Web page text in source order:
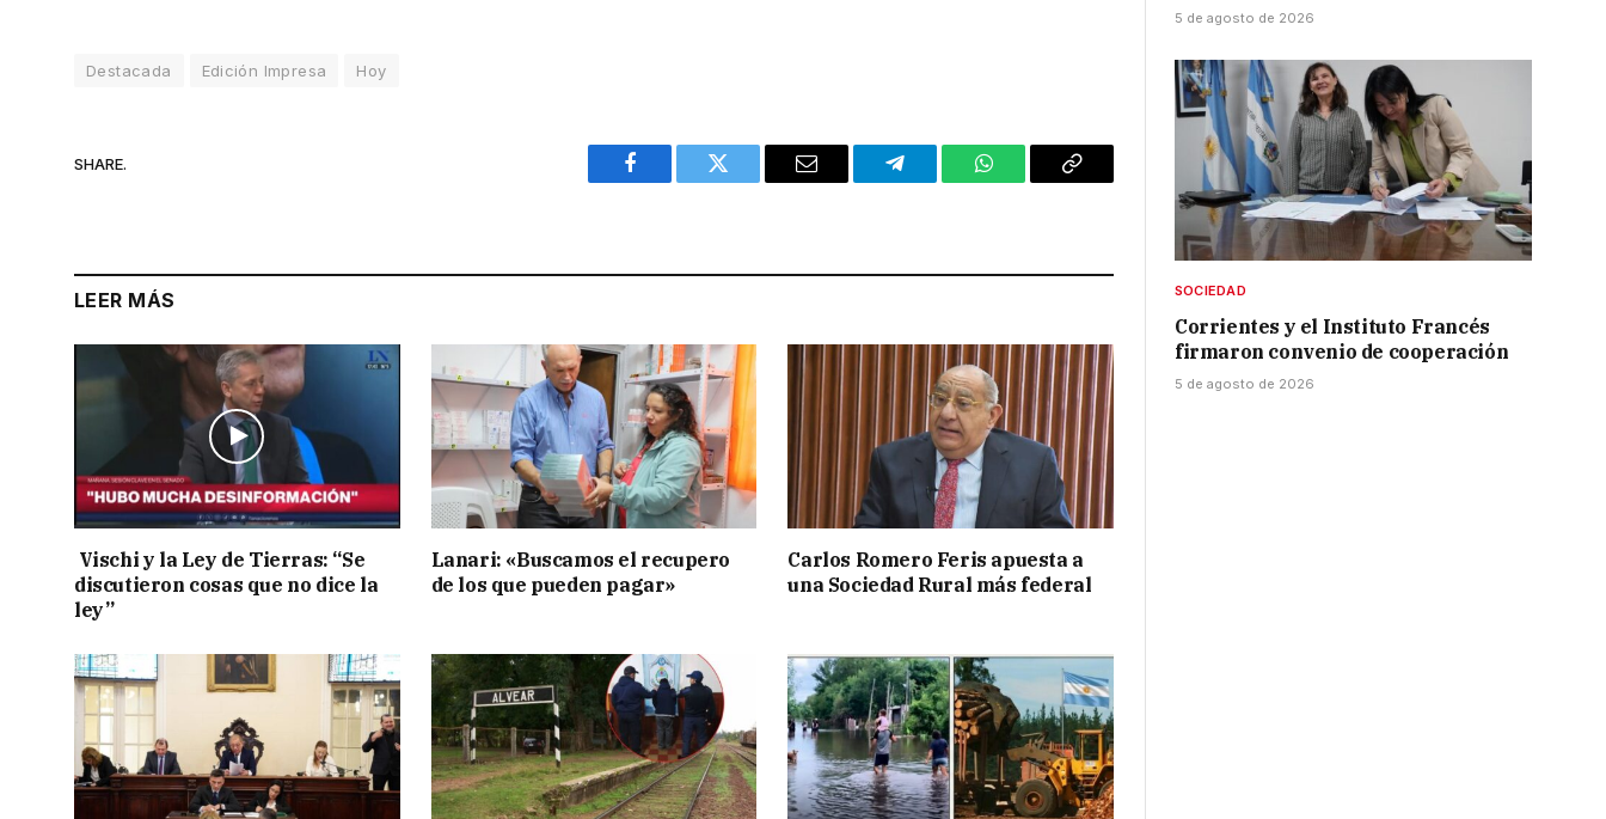
Destacada Edición Impresa Hoy
SHARE.
Facebook Twitter Email Telegram WhatsAppCopy
LEER MÁS
Vischi y la Ley de Tierras: “Se
discutieron cosas que no dice la
ley”
Lanari: «Buscamos el recupero
de los que pueden pagar»
Carlos Romero Feris apuesta a
una Sociedad Rural más federal
5 de agosto de 2026
SOCIEDAD
Corrientes y el Instituto Francés
firmaron convenio de cooperación
5 de agosto de 2026